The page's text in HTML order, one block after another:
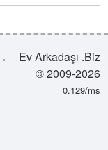
Ev Arkadaşı .Biz
© 2009-2026
0.129/ms